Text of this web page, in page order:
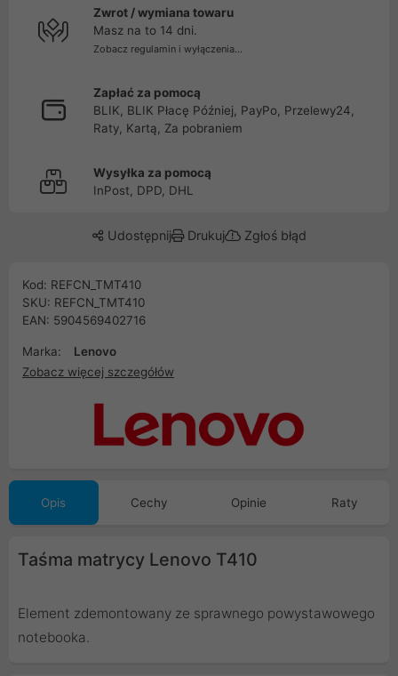
Zwrot / wymiana towaru
Masz na to 14 dni.
Zobacz regulamin i wyłączenia...
Zapłać za pomocą
BLIK, BLIK Płacę Później, PayPo, Przelewy24,
Raty, Kartą, Za pobraniem
Wysyłka za pomocą
InPost, DPD, DHL
Udostępnij Drukuj Zgłoś błąd
Kod: REFCN_TMT410
SKU: REFCN_TMT410
EAN: 5904569402716
Marka:
Lenovo
Zobacz więcej szczegółów
Opis Cechy Opinie Raty
Taśma matrycy Lenovo T410
Element zdemontowany ze sprawnego powystawowego
notebooka.